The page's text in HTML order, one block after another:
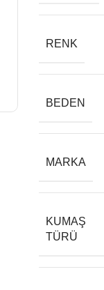
RENK
BEDEN
MARKA
KUMAŞ
TÜRÜ